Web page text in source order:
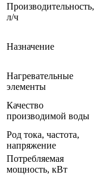
Производительность,
л/ч
Назначение
Нагревательные
элементы
Качество
производимой воды
Род тока, частота,
напряжение
Потребляемая
мощность, кВт